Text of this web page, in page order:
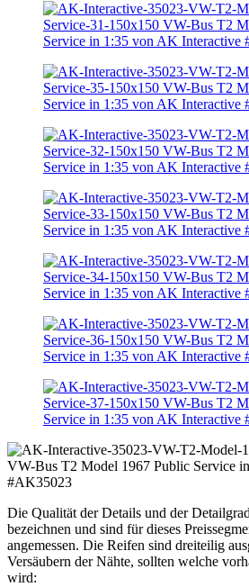
Die Qualität der Details und der
bezeichnen und sind für dieses
angemessen. Die Reifen sind dreiteilig
Versäubern der Nähte, sollten welche
wird: